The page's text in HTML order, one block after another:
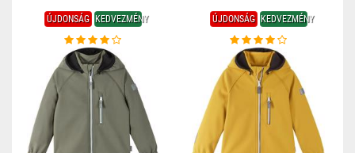
ÚJDONSÁG KEDVEZMÉNY ÚJDONSÁG KEDVEZMÉNY